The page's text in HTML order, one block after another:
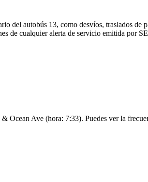
del autobús 13, como desvíos, traslados de
de cualquier alerta de servicio emitida por
Ave (hora: 7:33). Puedes ver la